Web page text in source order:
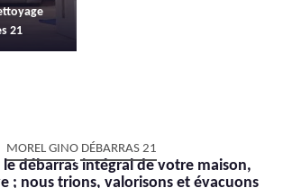
21
MOREL GINO DÉBARRAS 21
débarras intégral de votre maison,
; nous trions, valorisons et évacuons